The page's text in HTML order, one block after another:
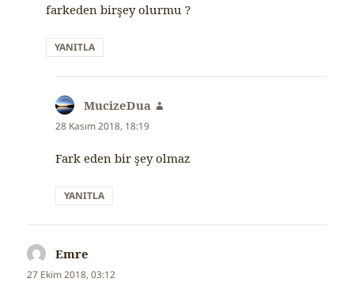
farkeden birşey olurmu ?
YANITLA
MucizeDua
28 Kasım 2018, 18:19
Fark eden bir şey olmaz
YANITLA
Emre
ki:
27 Ekim 2018, 03:12